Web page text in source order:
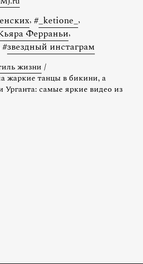
, #_ketione_,
Ферраньи,
#звездный инстаграм
жизни /
жаркие танцы в бикини, а
самые яркие видео из